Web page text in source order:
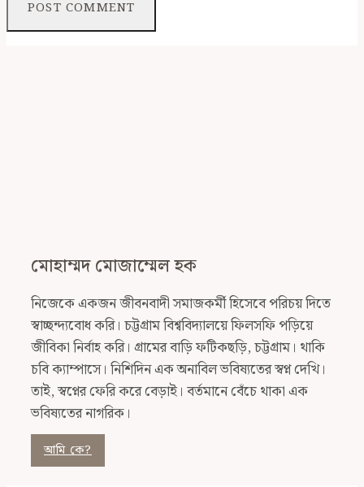
মোহাম্মদ মোজাম্মেল হক
নিজেকে একজন জীবনবাদী সমাজকর্মী হিসেবে পরিচয় দিতে
স্বাচ্ছন্দ্যবোধ করি। চট্টগ্রাম বিশ্ববিদ্যালয়ে ফিলসফি পড়িয়ে
জীবিকা নির্বাহ করি। গ্রামের বাড়ি ফটিকছড়ি, চট্টগ্রাম। থাকি
চবি ক্যাম্পাসে। নিশিদিন এক অনাবিল ভবিষ্যতের স্বপ্ন দেখি।
তাই, স্বপ্নের ফেরি করে বেড়াই। বর্তমানে বেঁচে থাকা এক
ভবিষ্যতের নাগরিক।
আমি কে?